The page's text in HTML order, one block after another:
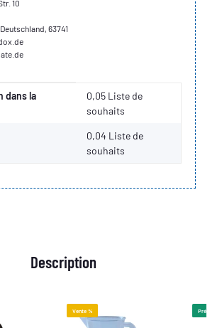
10
63741
dans la
0,05 Liste de
souhaits
0,04 Liste de
souhaits
Description
Vente %